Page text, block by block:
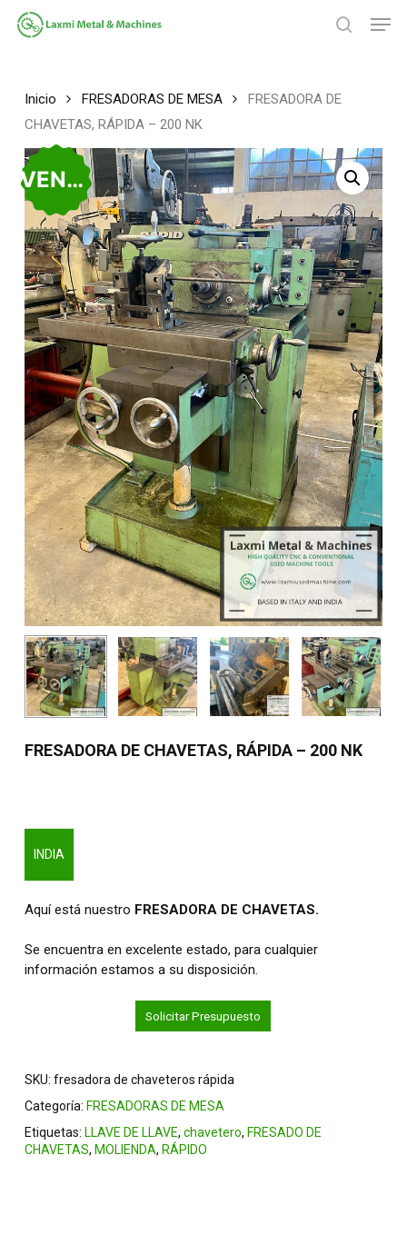
Saltar
Inicio FRESADORAS DE MESA
FRESADORA DE
CHAVETAS, RÁPIDA – 200 NK
VENDIDO
FRESADORA DE CHAVETAS, RÁPIDA – 200 NK
INDIA
Aquí está nuestro FRESADORA DE CHAVETAS.
Se encuentra en excelente estado, para cualquier
información estamos a su disposición.
Solicitar Presupuesto
SKU: fresadora de chaveteros rápida
Categoría: FRESADORAS DE MESA
Etiquetas: LLAVE DE LLAVE, chavetero, FRESADO DE
CHAVETAS, MOLIENDA, RÁPIDO